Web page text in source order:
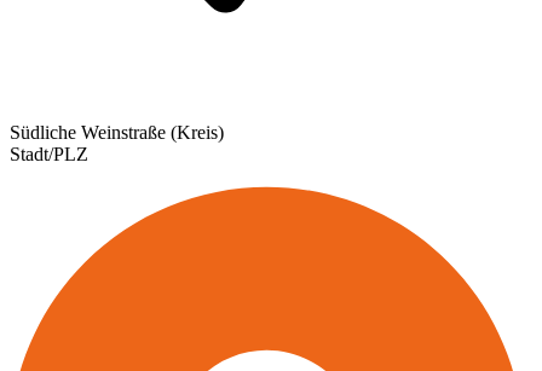
Südliche Weinstraße (Kreis)
Stadt/PLZ